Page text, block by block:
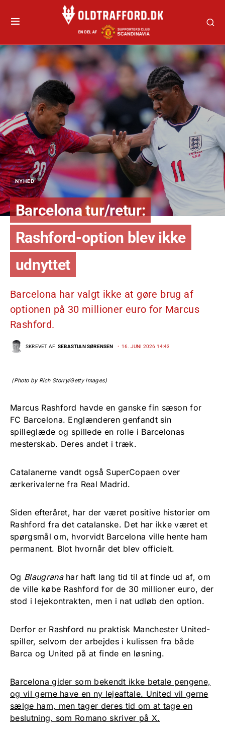
NYHED
Barcelona tur/retur:
Rashford-option blev ikke
udnyttet
Barcelona har valgt ikke at gøre brug af
optionen på 30 millioner euro for Marcus
Rashford.
SKREVET AF SEBASTIAN SØRENSEN 16. JUNI 2026 14:43
(Photo by Rich Storry/Getty Images)
Marcus Rashford havde en ganske fin sæson for
FC Barcelona. Englænderen genfandt sin
spilleglæde og spillede en rolle i Barcelonas
mesterskab. Deres andet i træk.
Catalanerne vandt også SuperCopaen over
ærkerivalerne fra Real Madrid.
Siden efteråret, har der været positive historier om
Rashford fra det catalanske. Det har ikke været et
spørgsmål om, hvorvidt Barcelona ville hente ham
permanent. Blot hvornår det blev officielt.
Og Blaugranahar haft lang tid til at finde ud af, om
de ville købe Rashford for de 30 millioner euro, der
stod i lejekontrakten, men i nat udløb den option.
Derfor er Rashford nu praktisk Manchester United-
spiller, selvom der arbejdes i kulissen fra både
Barca og United på at finde en løsning.
Barcelona gider som bekendt ikke betale pengene,
og vil gerne have en ny lejeaftale. United vil gerne
sælge ham, men tager deres tid om at tage en
beslutning, som Romano skriver på X.